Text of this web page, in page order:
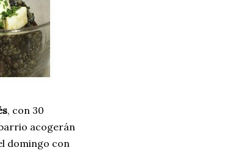
, con 30
acogerán
domingo con